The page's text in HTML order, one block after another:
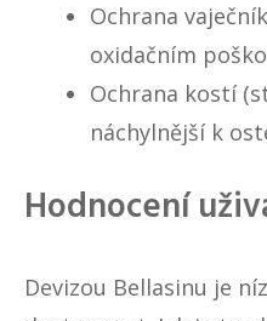
Ochrana
oxidačním
Ochrana kostí
náchylnější k
Hodnocení
Devizou Bellasinu je